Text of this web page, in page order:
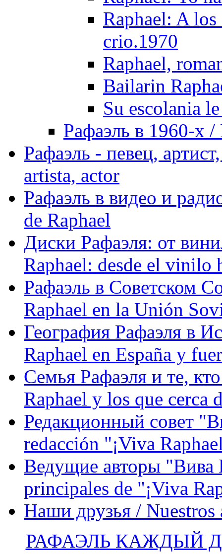
Raphael: A
crio.1970
Raphael,
Bailarin
Su escolania
Рафаэль в 1960-х /
Рафаэль - певец,
artista, actor
Рафаэль в видео и
de Raphael
Диски Рафаэля: от
Raphael: desde el vinilo
Рафаэль в Советском
Raphael en la Unión
География Рафаэля в
Raphael en España y
Семья Рафаэля и те,
Raphael y los que cerca
Редакционный совет
redacción "¡Viva
Ведущие авторы "Вива
principales de "¡Viva
Наши друзья / Nuestros
РАФАЭЛЬ КАЖДЫЙ